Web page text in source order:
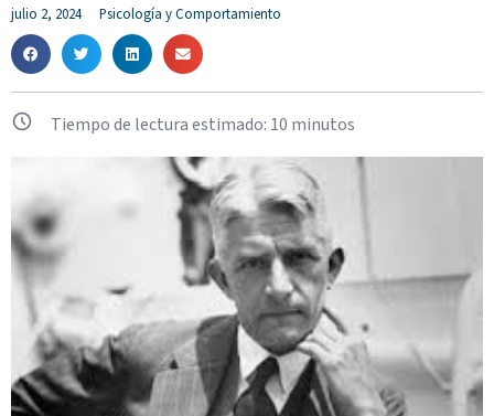
julio 2, 2024 Psicología y Comportamiento
Tiempo de lectura estimado: 10 minutos